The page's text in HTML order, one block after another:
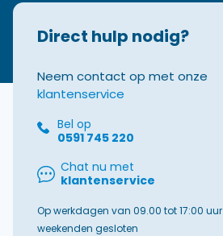
Direct hulp nodig?
Neem contact op met onze
klantenservice
Bel op
0591 745 220
Chat nu met
klantenservice
Op werkdagen van 09.00 tot 17:00
weekenden gesloten